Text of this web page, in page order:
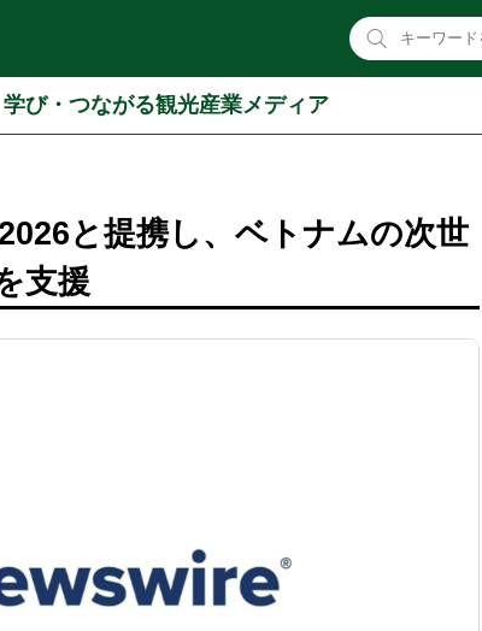
学び・つながる観光産業メディア
と提携し、ベトナムの次世
支援